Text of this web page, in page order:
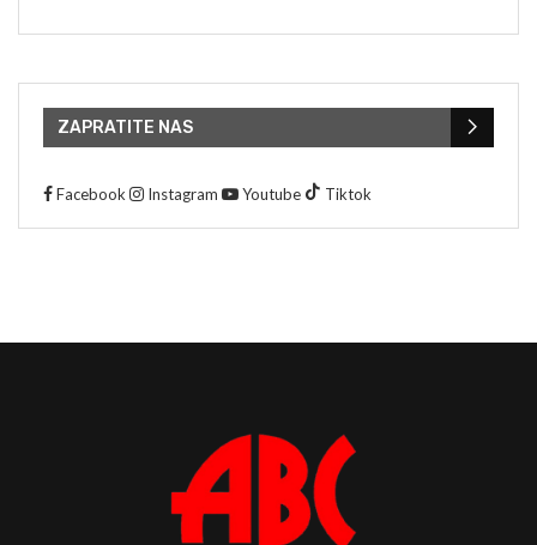
ZAPRATITE NAS
Facebook Instagram Youtube Tiktok